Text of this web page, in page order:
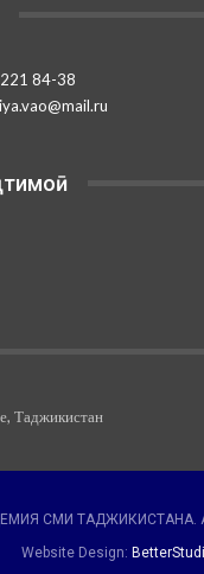
84-38
Таджикистан
СМИ ТАДЖИКИСТАНА.
Website Design: